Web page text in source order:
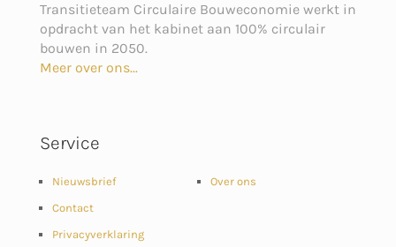
Transitieteam Circulaire Bouweconomie werkt in
opdracht van het kabinet aan 100% circulair
bouwen in 2050.
Meer over ons...
Service
Nieuwsbrief
Contact
Privacyverklaring
Over ons